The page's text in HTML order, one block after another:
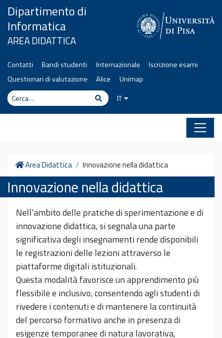
Vai al contenuto
Dipartimento di
Informatica
AREA DIDATTICA
Contatti Bandi studenti Internazionale
Iscrizione esami
Questionari di valutazione
Alice
Unimap
Cerca
CercaIT
Home
Area Didattica Innovazione nella didattica
Innovazione nella didattica
Nell’ambito delle pratiche di sperimentazione e di
innovazione didattica, si segnala una parte
significativa degli insegnamenti rende disponibili
le registrazioni delle lezioni attraverso le
piattaforme digitali istituzionali.
Questa modalità favorisce un apprendimento più
flessibile e inclusivo, consentendo agli studenti di
rivedere i contenuti e di mantenere la continuità
del percorso formativo anche in presenza di
esigenze temporanee di natura lavorativa,